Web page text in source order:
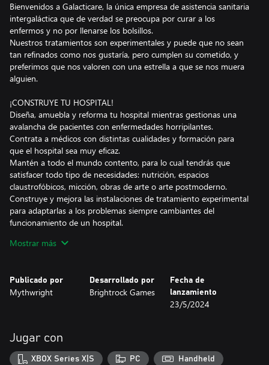
Bienvenidos a Galacticare, la única empresa de asistencia sanitaria
intergaláctica que de verdad se preocupa por curar a los
enfermos y no por llenarse los bolsillos.
Nuestros tratamientos son experimentales y puede que no sean
tan refinados como nos gustaría, pero cumplen su cometido, y
preferimos que nos valoren con una estrella a que se nos muera
alguien.
¡CONSTRUYE TU HOSPITAL!
Diseña, amuebla y reforma tu hospital mientras gestionas una
avalancha de pacientes con enfermedades horripilantes.
Contrata a médicos con distintas cualidades y formación para
que el hospital sea muy eficaz.
Mantén a todo el mundo contento, para lo cual tendrás que
satisfacer todo tipo de necesidades: nutrición, espacios
claustrofóbicos, micción, obras de arte o arte postmoderno.
Construye y mejora las instalaciones de tratamiento experimental
para adaptarlas a los problemas siempre cambiantes del
funcionamiento de un hospital.
puedes dedicar el tiempo que necesites a conseguir que tu
¡SALVA LA GALAXIA!
Descubre muchísimas especies y sus necesidades y deseos tan
lémures biomecánicos, navegantes espaciales del tamaño de una
nave o incluso planetas enteros.
Descubre, investiga y (si es posible) trata las muchas formas en
Mostrar más
Publicado por
Mythwright
Desarrollado por
Brightrock Games
Fecha de
lanzamiento
23/5/2024
Jugar con
XBOX Series X|S PC Handheld